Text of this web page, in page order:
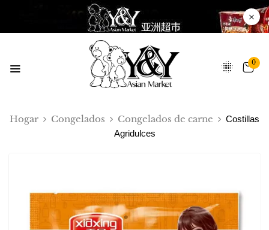
0
Hogar Congelados Congelados de carne
Costillas
Agridulces